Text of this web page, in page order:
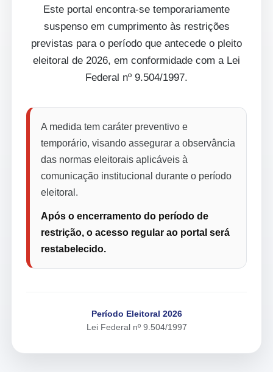
Este portal encontra-se temporariamente
suspenso em cumprimento às restrições
previstas para o período que antecede o pleito
eleitoral de 2026, em conformidade com a Lei
Federal nº 9.504/1997.
A medida tem caráter preventivo e
temporário, visando assegurar a observância
das normas eleitorais aplicáveis à
comunicação institucional durante o período
eleitoral.
Após o encerramento do período de
restrição, o acesso regular ao portal será
restabelecido.
Período Eleitoral 2026
Lei Federal nº 9.504/1997